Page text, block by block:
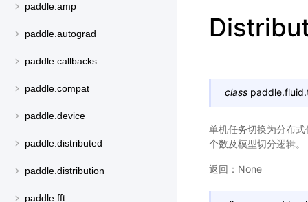
paddle.amp
paddle.autograd
paddle.callbacks
paddle.compat
paddle.device
paddle.distributed
paddle.distribution
paddle.fft
class
单机任务切换为分布
个数及模型切分逻辑。
返回：None